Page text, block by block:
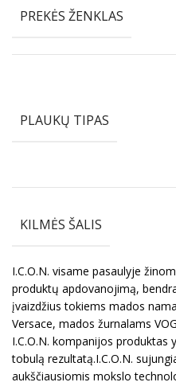
PREKĖS ŽENKLAS
PLAUKŲ TIPAS
KILMĖS ŠALIS
I.C.O.N. visame pasaulyje
produktų apdovanojimą,
įvaizdžius tokiems mados
Versace, mados žurnalams
I.C.O.N. kompanijos produktas
tobulą rezultatą.I.C.O.N.
aukščiausiomis mokslo